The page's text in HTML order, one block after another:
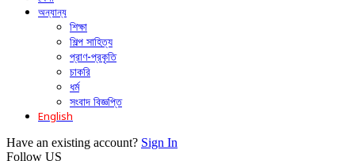
অন্যান্য
শিক্ষা
শিল্প সাহিত্য
প্রাণ-প্রকৃতি
চাকরি
ধর্ম
সংবাদ বিজ্ঞপ্তি
English
Have an existing account? Sign In
Follow US